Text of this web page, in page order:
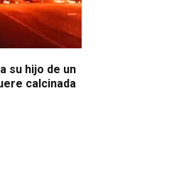
su hijo de un
calcinada